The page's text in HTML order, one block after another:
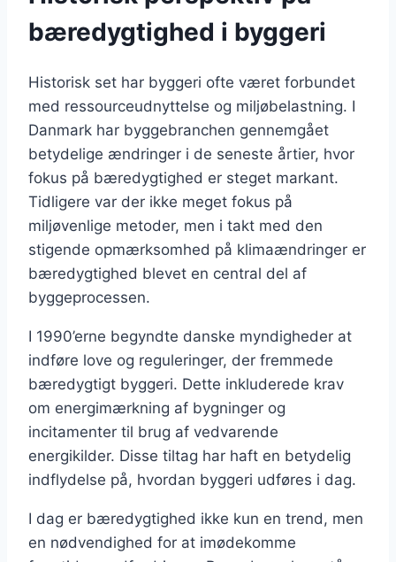
bæredygtighed i byggeri
Historisk set har byggeri ofte været forbundet
med ressourceudnyttelse og miljøbelastning. I
Danmark har byggebranchen gennemgået
betydelige ændringer i de seneste årtier, hvor
fokus på bæredygtighed er steget markant.
Tidligere var der ikke meget fokus på
miljøvenlige metoder, men i takt med den
stigende opmærksomhed på klimaændringer er
bæredygtighed blevet en central del af
byggeprocessen.
I 1990’erne begyndte danske myndigheder at
indføre love og reguleringer, der fremmede
bæredygtigt byggeri. Dette inkluderede krav
om energimærkning af bygninger og
incitamenter til brug af vedvarende
energikilder. Disse tiltag har haft en betydelig
indflydelse på, hvordan byggeri udføres i dag.
I dag er bæredygtighed ikke kun en trend, men
en nødvendighed for at imødekomme